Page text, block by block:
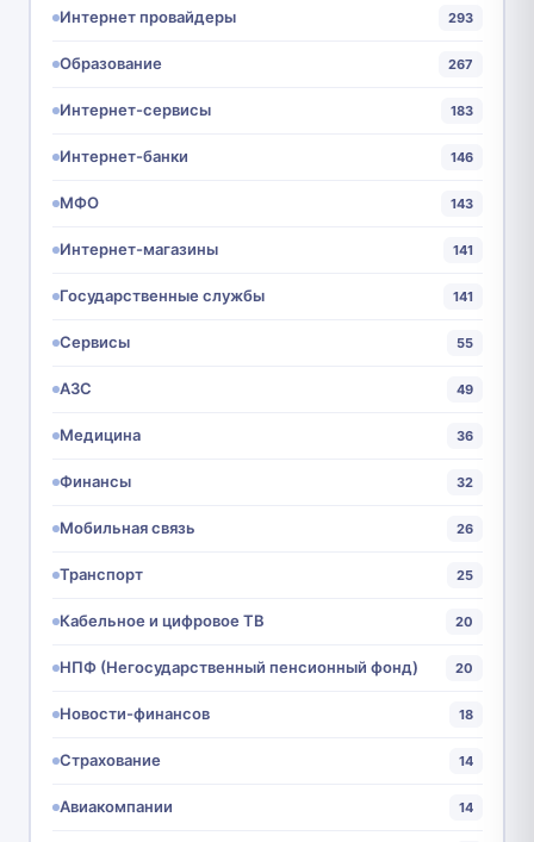
Интернет провайдеры 293
Образование 267
Интернет-сервисы 183
Интернет-банки 146
МФО 143
Интернет-магазины 141
Государственные службы 141
Сервисы 55
АЗС 49
Медицина 36
Финансы 32
Мобильная связь 26
Транспорт 25
Кабельное и цифровое ТВ 20
НПФ (Негосударственный пенсионный фонд) 20
Новости-финансов 18
Страхование 14
Авиакомпании 14